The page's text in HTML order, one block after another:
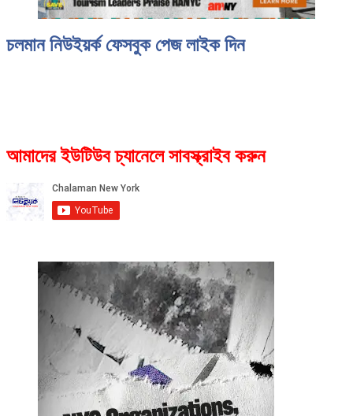
চলমান নিউইয়র্ক ফেসবুক পেজ লাইক দিন
আমাদের ইউটিউব চ্যানেলে সাবস্ক্রাইব করুন